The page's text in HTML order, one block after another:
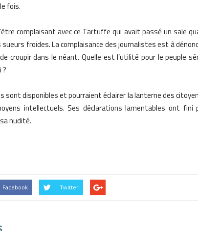
fois.
complaisant avec ce Tartuffe qui avait passé un sale
froides. La complaisance des journalistes est à
croupir dans le néant. Quelle est l’utilité pour le peuple
?
disponibles et pourraient éclairer la lanterne des
intellectuels. Ses déclarations lamentables ont fini
nudité.
Facebook Twitter